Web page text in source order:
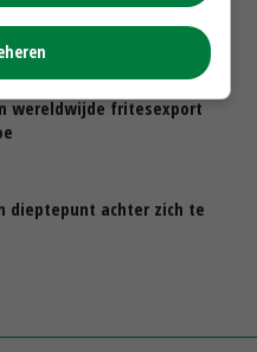
A-ware onder druk ondanks
wereldwijde fritesexport
dieptepunt achter zich te